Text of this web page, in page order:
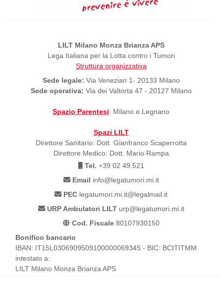
LILT Milano Monza Brianza APS
Lega Italiana per la Lotta contro i Tumori
Struttura organizzativa
Sede legale: Via Venezian 1- 20133 Milano
Sede operativa: Via dei Valtorta 47 - 20127 Milano
Spazio Parentesi: Milano e Legnano
Spazi LILT
Direttore Sanitario: Dott. Gianfranco Scaperrotta
Direttore Medico: Dott. Mario Rampa
Tel. +39 02 49.521
Email info@legatumori.mi.it
PEC legatumori.mi.it@legalmail.it
URP Ambulatori LILTurp@legatumori.mi.it
Cod. Fiscale80107930150
Bonifico bancario
IBAN: IT15L0306909509100000069345 - BIC: BCITITMM
intestato a:
LILT Milano Monza Brianza APS